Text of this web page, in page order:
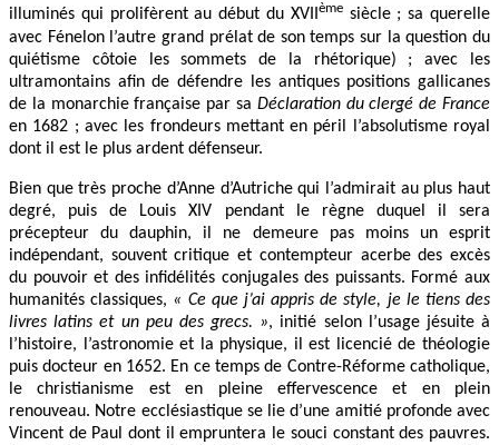
illuminés qui prolifèrent au début du XVIIèmesiècle ; sa querelle
avec Fénelon l’autre grand prélat de son temps sur la question du
quiétisme côtoie les sommets de la rhétorique) ; avec les
ultramontains afin de défendre les antiques positions gallicanes
de la monarchie française par sa Déclaration du clergé de France
en 1682 ; avec les frondeurs mettant en péril l’absolutisme royal
dont il est le plus ardent défenseur.
Bien que très proche d’Anne d’Autriche qui l’admirait au plus haut
degré, puis de Louis XIV pendant le règne duquel il sera
précepteur du dauphin, il ne demeure pas moins un esprit
indépendant, souvent critique et contempteur acerbe des excès
du pouvoir et des infidélités conjugales des puissants. Formé aux
humanités classiques, « Ce que j’ai appris de style, je le tiens des
livres latins et un peu des grecs. », initié selon l’usage jésuite à
l’histoire, l’astronomie et la physique, il est licencié de théologie
puis docteur en 1652. En ce temps de Contre-Réforme catholique,
le christianisme est en pleine effervescence et en plein
renouveau. Notre ecclésiastique se lie d’une amitié profonde avec
Vincent de Paul dont il empruntera le souci constant des pauvres.